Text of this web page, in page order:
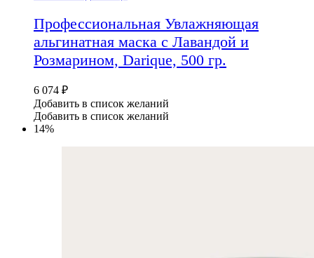
Профессиональная Увлажняющая
альгинатная маска с Лавандой и
Розмарином, Darique, 500 гр.
6 074 ₽
Добавить в список желаний
Добавить в список желаний
14%